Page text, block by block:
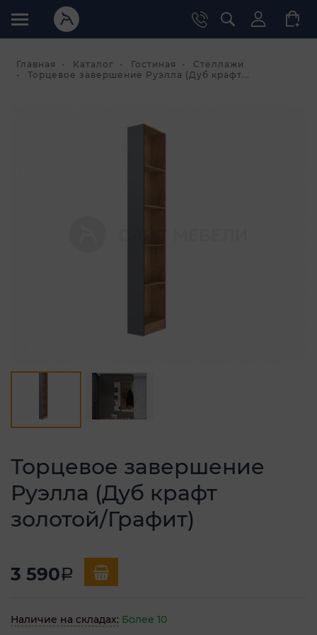
Главная Каталог Гостиная
Стеллажи
Торцевое завершение Руэлла (Дуб крафт...
Торцевое завершение
Руэлла (Дуб крафт
золотой/Графит)
3 590a
Наличие на складах: Более 10